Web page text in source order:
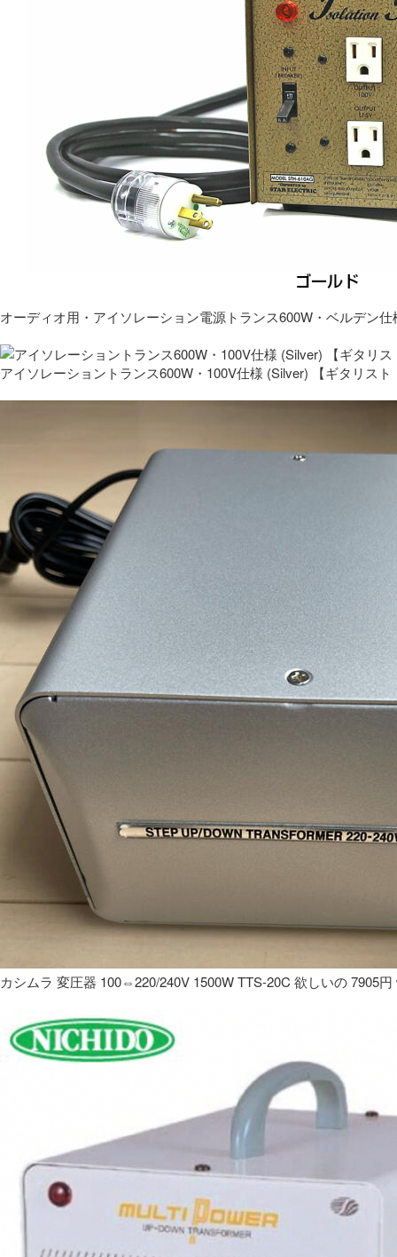
オーディオ用・アイソレーション電源トランス600W・ベルデン仕
アイソレーショントランス600W・100V仕様 (Silver) 【ギタリス
カシムラ 変圧器 100⇔220/240V 1500W TTS-20C 欲しいの 7905円